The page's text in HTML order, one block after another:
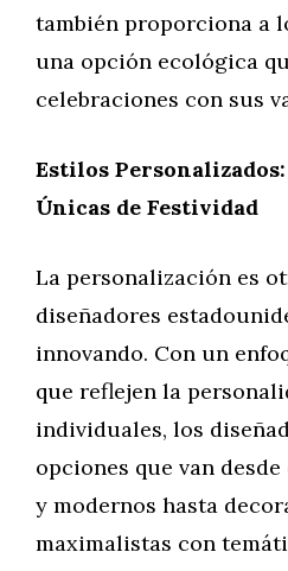
también proporciona a
una opción ecológica
celebraciones con sus
Estilos
Únicas de Festividad
La personalización es
diseñadores
innovando. Con un
que reflejen la
individuales, los
opciones que van
y modernos hasta
maximalistas con